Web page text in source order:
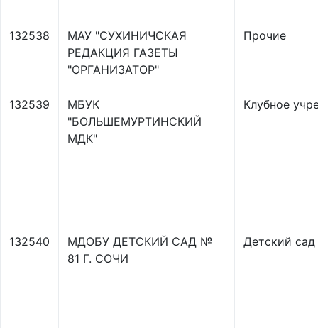
132538
МАУ "СУХИНИЧСКАЯ
РЕДАКЦИЯ ГАЗЕТЫ
"ОРГАНИЗАТОР"
Прочие
132539
МБУК
"БОЛЬШЕМУРТИНСКИЙ
МДК"
Клубное
132540
МДОБУ ДЕТСКИЙ САД №
81 Г. СОЧИ
Детский сад